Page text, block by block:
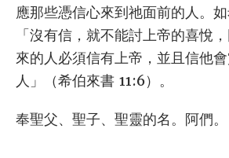
應那些憑信心來到祂面前的人。如
「沒有信，就不能討上帝的喜悅
來的人必須信有上帝，並且信他
人」（希伯來書 11:6）。
奉聖父、聖子、聖靈的名。阿們。